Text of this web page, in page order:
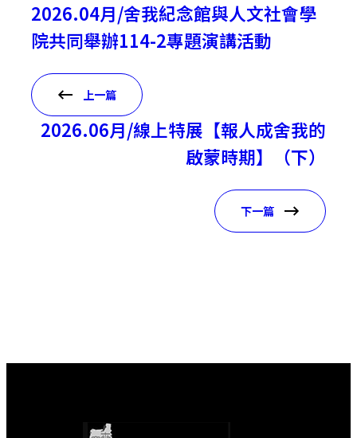
2026.04月/舍我紀念館與人文社會學
院共同舉辦114-2專題演講活動
上一篇
2026.06月/線上特展【報人成舍我的
啟蒙時期】（下）
下一篇